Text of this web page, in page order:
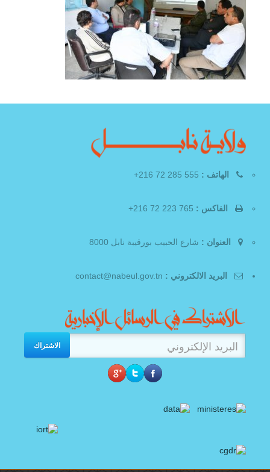
الهاتف :
الفاكس :
العنوان : شارع الحبيب بورقيبة نابل 8000
البريد الالكتروني :
الاشتراك